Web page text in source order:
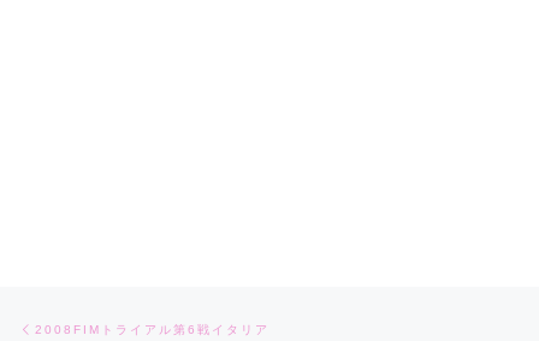
Post navigation
2008FIMトライアル第6戦イタリア